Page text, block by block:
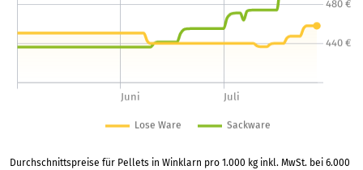
Durchschnittspreise für Pellets in Winklarn pro 1.000 kg inkl. MwSt. bei 6.000